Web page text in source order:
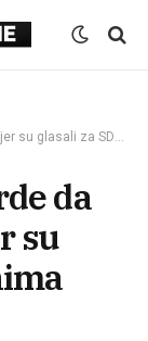
“Danima nemaju grijanje”
da
su